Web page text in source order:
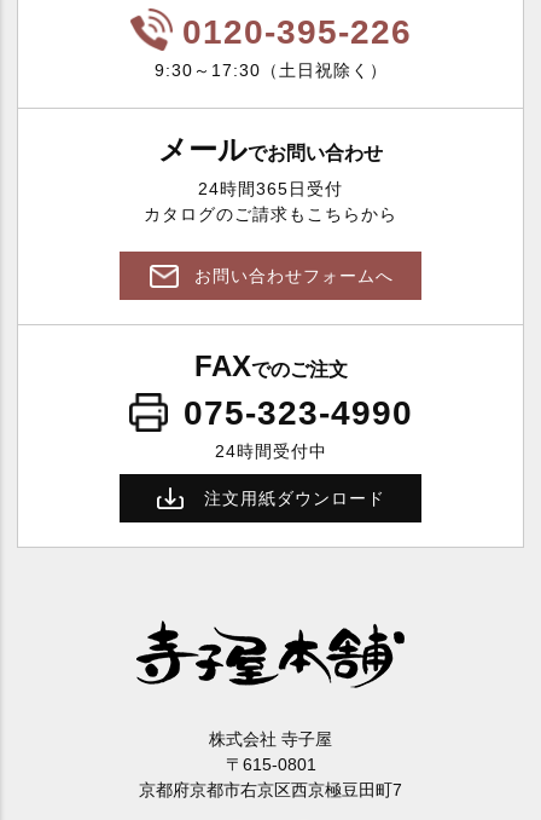
0120-395-226
9:30～17:30（土日祝除く）
メールでお問い合わせ
24時間365日受付
カタログのご請求もこちらから
お問い合わせフォームへ
FAXでのご注文
075-323-4990
24時間受付中
注文用紙ダウンロード
株式会社 寺子屋
〒615-0801
京都府京都市右京区西京極豆田町7